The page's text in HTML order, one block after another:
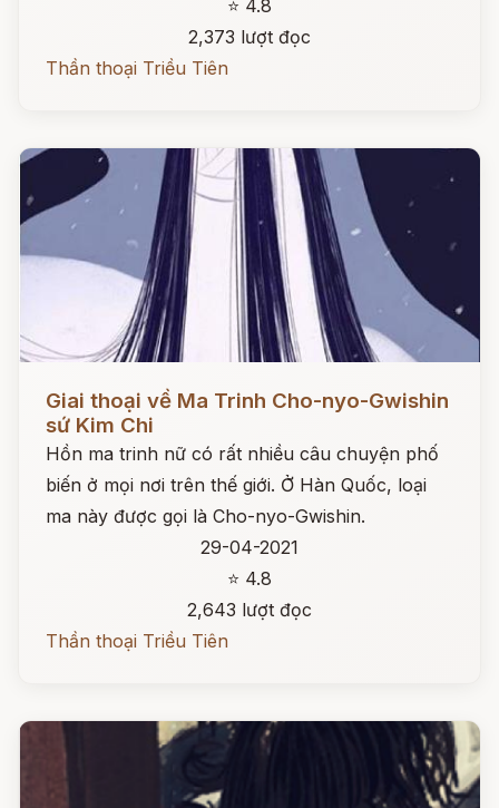
⭐ 4.8
2,373 lượt đọc
Thần thoại Triều Tiên
Giai thoại về Ma Trinh Cho-nyo-Gwishin
sứ Kim Chi
Hồn ma trinh nữ có rất nhiều câu chuyện phố
biến ở mọi nơi trên thế giới. Ở Hàn Quốc, loại
ma này được gọi là Cho-nyo-Gwishin.
29-04-2021
⭐ 4.8
2,643 lượt đọc
Thần thoại Triều Tiên